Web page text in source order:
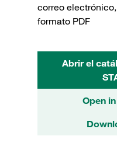
correo
formato PDF
Abrir el
Open